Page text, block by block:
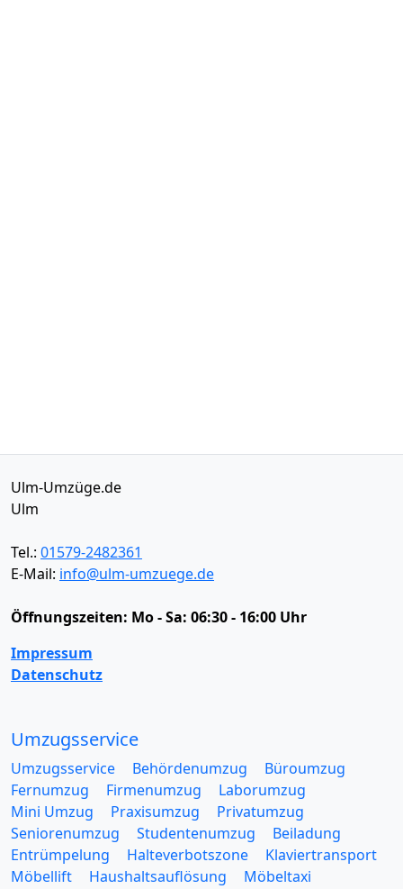
Ulm-Umzüge.de
Ulm
Tel.: 01579-2482361
E-Mail: info@ulm-umzuege.de
Öffnungszeiten: Mo - Sa: 06:30 - 16:00 Uhr
Impressum
Datenschutz
Umzugsservice
Umzugsservice Behördenumzug
Büroumzug
Fernumzug
Firmenumzug
Laborumzug
Mini Umzug
Praxisumzug
Privatumzug
Seniorenumzug
Studentenumzug
Beiladung
Entrümpelung
Halteverbotszone
Klaviertransport
Möbellift
Haushaltsauflösung
Möbeltaxi